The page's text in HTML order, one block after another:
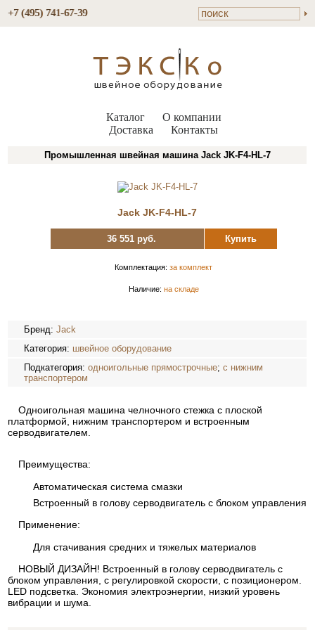
+7 (495) 741-67-39
Каталог
О компании
Доставка
Контакты
Промышленная швейная машина Jack JK-F4-HL-7
Jack JK-F4-HL-7
36 551 руб. Купить
Комплектация:за комплект
Наличие: на складе
Бренд:Jack
Категория: швейное оборудование
Подкатегория:одноигольные прямострочные;с нижним
транспортером
Одноигольная машина челночного стежка с плоской
платформой, нижним транспортером и встроенным
серводвигателем.
Преимущества:
Автоматическая система смазки
Встроенный в голову серводвигатель с блоком управления
Применение:
Для стачивания средних и тяжелых материалов
НОВЫЙ ДИЗАЙН! Встроенный в голову серводвигатель с
блоком управления, с регулировкой скорости, с позиционером.
LED подсветка. Экономия электроэнергии, низкий уровень
вибрации и шума.